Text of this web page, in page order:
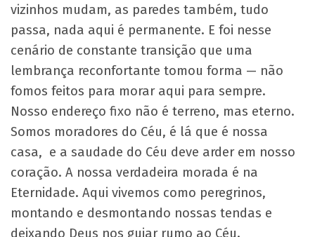
vizinhos mudam, as paredes também, tudo
passa, nada aqui é permanente. E foi nesse
cenário de constante transição que uma
lembrança reconfortante tomou forma — não
fomos feitos para morar aqui para sempre.
Nosso endereço fixo não é terreno, mas eterno.
Somos moradores do Céu, é lá que é nossa
casa, e a saudade do Céu deve arder em nosso
coração. A nossa verdadeira morada é na
Eternidade. Aqui vivemos como peregrinos,
montando e desmontando nossas tendas e
deixando Deus nos guiar rumo ao Céu.